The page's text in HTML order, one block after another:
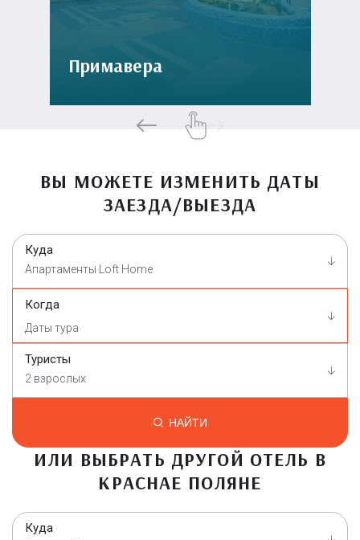
Примавера
ВЫ МОЖЕТЕ ИЗМЕНИТЬ ДАТЫ
ЗАЕЗДА/ВЫЕЗДА
Куда
Апартаменты Loft Home
Когда
Туристы
2 взрослых
НАЙТИ
ИЛИ ВЫБРАТЬ ДРУГОЙ ОТЕЛЬ В
КРАСНАЕ ПОЛЯНЕ
Куда